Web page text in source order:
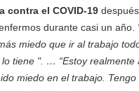
contra el COVID-19
durante casi un año.
miedo que ir al trabajo
tiene ". … “Estoy realmente
miedo en el trabajo.